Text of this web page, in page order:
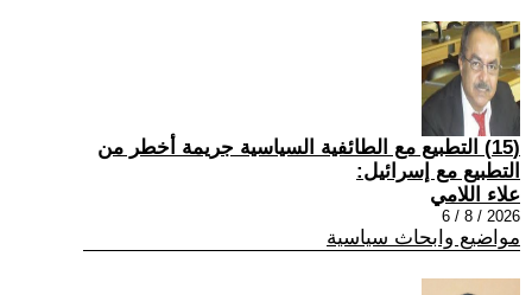
(15) التطبيع مع الطائفية السياسية جريمة أخطر من
التطبيع مع إسرائيل:
علاء اللامي
2026 / 8 / 6
مواضيع وابحاث سياسية